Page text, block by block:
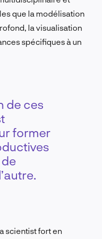
que la modélisation
la visualisation
spécifiques à un
de ces
former
scientist fort en